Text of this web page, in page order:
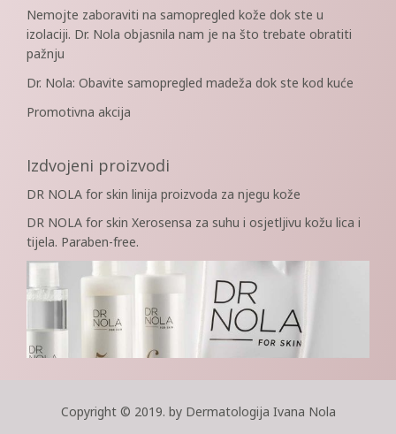
Nemojte zaboraviti na samopregled kože dok ste u
izolaciji. Dr. Nola objasnila nam je na što trebate obratiti
pažnju
Dr. Nola: Obavite samopregled madeža dok ste kod kuće
Promotivna akcija
Izdvojeni proizvodi
DR NOLA for skin linija proizvoda za njegu kože
DR NOLA for skin Xerosensa za suhu i osjetljivu kožu lica i
tijela. Paraben-free.
Copyright © 2019. by Dermatologija Ivana Nola